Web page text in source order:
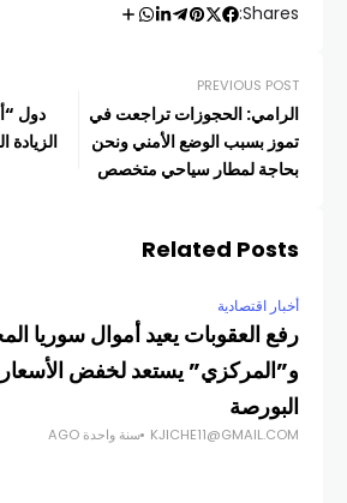
Shares:
PREVIOUS POST
الرامي: الحجوزات تراجعت في
تموز بسبب الوضع الأمني ونحن
بحاجة لمطار سياحي متخصص
دول
الزيادة
Related Posts
أخبار اقتصادية
رفع العقوبات يعيد أموال سوريا
و”المركزي” يستعد لخفض
البورصة
KJICHE11@GMAIL.COM سنة واحدة AGO